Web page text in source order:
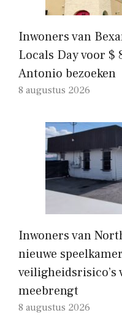
Inwoners van
Locals Day voor $
Antonio bezoeken
8 augustus 2026
Inwoners van
nieuwe
meebrengt
8 augustus 2026